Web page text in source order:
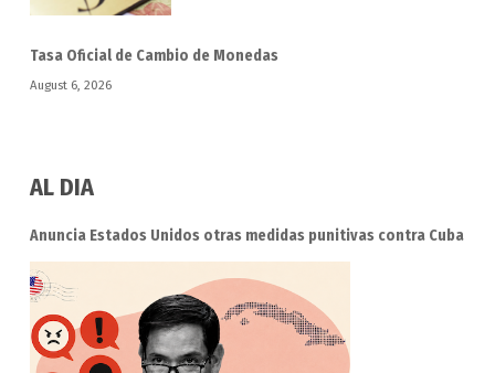
Tasa Oficial de Cambio de Monedas
August 6, 2026
AL DIA
Anuncia Estados Unidos otras medidas punitivas contra Cuba